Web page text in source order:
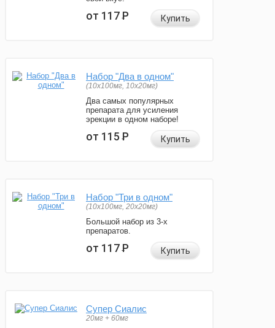
от 117Р Купить
Набор "Два в одном"
(10x100мг, 10x20мг)
Два самых популярных
препарата для усиления
эрекции в одном наборе!
от 115Р Купить
Набор "Три в одном"
(10x100мг, 20x20мг)
Большой набор из 3-х
препаратов.
от 117Р Купить
Супер Сиалис
20мг + 60мг